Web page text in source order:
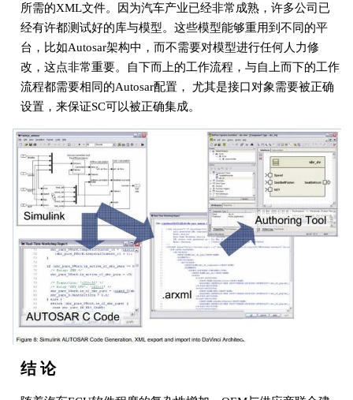
所需的XML文件。因为汽车产业已经非常成熟，许多公司已
经有许都测试好的库与模型。这些模型能够重用到不同的平
台，比如Autosar架构中，而不需要对模型进行任何人力修
改，这点非常重要。自下而上的工作流程，与自上而下的工作
流程都需要相同的Autosar配置， 尤其是接口对象需要被正确
设置，来保证SC可以被正确集成。
结 论